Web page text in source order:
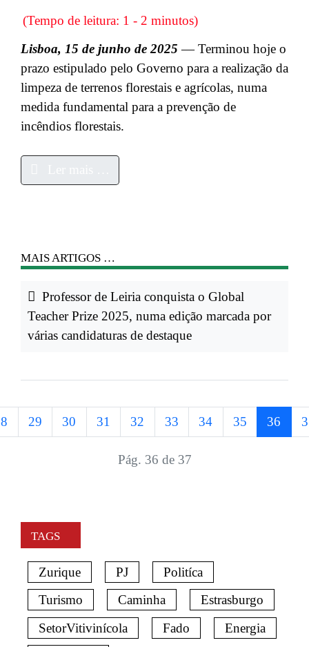
(Tempo de leitura: 1 - 2 minutos)
Lisboa, 15 de junho de 2025— Terminou hoje o
prazo estipulado pelo Governo para a realização da
limpeza de terrenos florestais e agrícolas, numa
medida fundamental para a prevenção de
incêndios florestais.
MAIS ARTIGOS …
Professor de Leiria conquista o Global
Teacher Prize 2025, numa edição marcada por
várias candidaturas de destaque
29 30 31 32 33 34 35 36
Pág. 36 de 37
TAGS
Zurique PJ
Politíca
Turismo
Caminha
Estrasburgo
SetorVitivinícola
Fado Energia